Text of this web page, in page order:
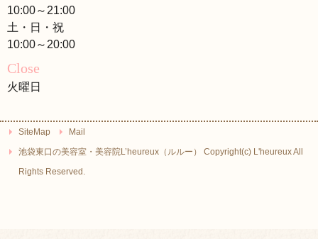
10:00～21:00
土・日・祝
10:00～20:00
Close
火曜日
SiteMap
Mail
池袋東口の美容室・美容院L’heureux（ルルー） Copyright(c) L'heureux All
Rights Reserved.